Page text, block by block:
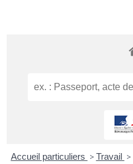
Accueil particuliers > Travail >